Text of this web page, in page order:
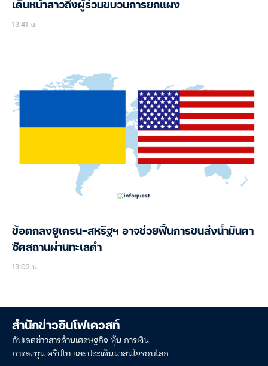
เดินหน้าสาวถึงผู้ร่วมขบวนการยกแผง
13:41 น.
ข้อตกลงยูเครน-สหรัฐฯ อาจช่วยฟื้นการขนส่งน้ำมันคา
ซัคสถานผ่านทะเลดำ
13:02 น.
สำนักข่าวอินโฟเควสท์
อัปเดตข่าวสารด้านเศรษฐกิจ หุ้น การเงิน
การลงทุน คริปโท และประเด็นน่าสนใจรอบโลก